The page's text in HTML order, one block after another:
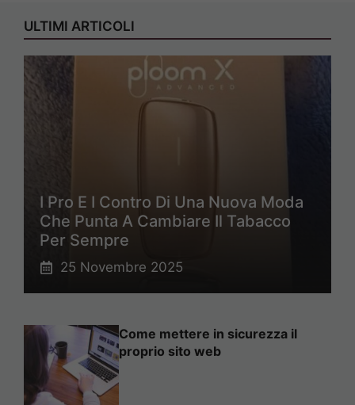
ULTIMI ARTICOLI
I Pro E I Contro Di Una Nuova Moda
Che Punta A Cambiare Il Tabacco
Per Sempre
25 Novembre 2025
Come mettere in sicurezza il
proprio sito web